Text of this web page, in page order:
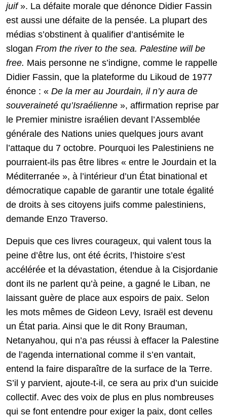
juif». La défaite morale que dénonce Didier Fassin
est aussi une défaite de la pensée. La plupart des
médias s’obstinent à qualifier d’antisémite le
slogan From the river to the sea. Palestine will be
free. Mais personne ne s’indigne, comme le rappelle
Didier Fassin, que la plateforme du Likoud de 1977
énonce : « De la mer au Jourdain, il n’y aura de
souveraineté qu’Israélienne », affirmation reprise par
le Premier ministre israélien devant l’Assemblée
générale des Nations unies quelques jours avant
l’attaque du 7 octobre. Pourquoi les Palestiniens ne
pourraient-ils pas être libres « entre le Jourdain et la
Méditerranée », à l’intérieur d’un État binational et
démocratique capable de garantir une totale égalité
de droits à ses citoyens juifs comme palestiniens,
demande Enzo Traverso.
Depuis que ces livres courageux, qui valent tous la
peine d’être lus, ont été écrits, l’histoire s’est
accélérée et la dévastation, étendue à la Cisjordanie
dont ils ne parlent qu’à peine, a gagné le Liban, ne
laissant guère de place aux espoirs de paix. Selon
les mots mêmes de Gideon Levy, Israël est devenu
un État paria. Ainsi que le dit Rony Brauman,
Netanyahou, qui n’a pas réussi à effacer la Palestine
de l’agenda international comme il s’en vantait,
entend la faire disparaître de la surface de la Terre.
S’il y parvient, ajoute-t-il, ce sera au prix d’un suicide
collectif. Avec des voix de plus en plus nombreuses
qui se font entendre pour exiger la paix, dont celles